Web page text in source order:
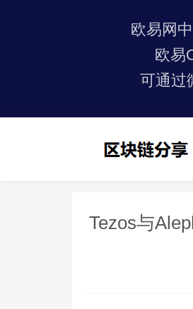
欧易网
欧易
可通过
Tezos与